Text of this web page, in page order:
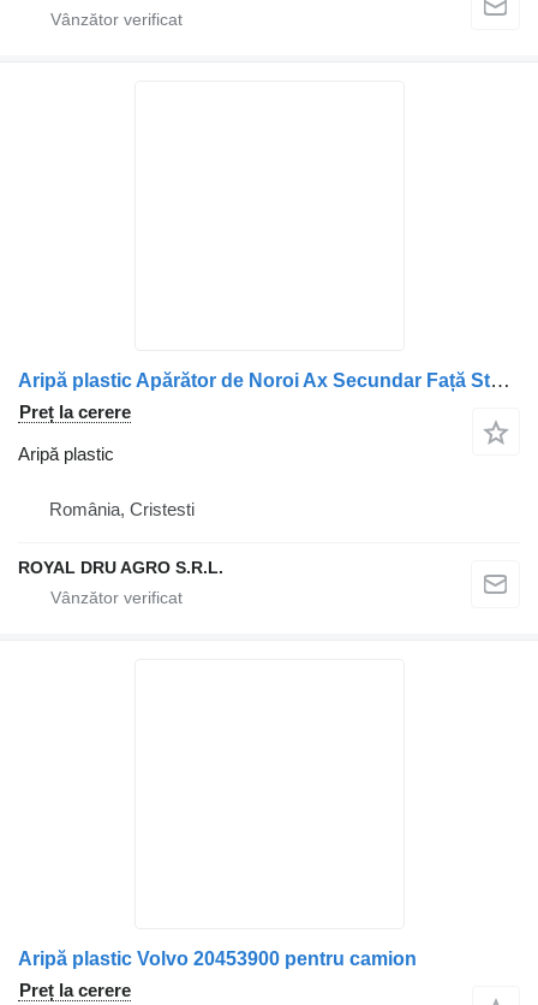
Aripă plastic Apărător de Noroi Ax Secundar Față Stânga pentru camion Volvo (Coduri: 21094397, 21094391, 22087684, 7421094391, 7422087684, 21094432)
Preț la cerere
Aripă plastic
România, Cristesti
ROYAL DRU AGRO S.R.L.
Aripă plastic Volvo 20453900 pentru camion
Preț la cerere